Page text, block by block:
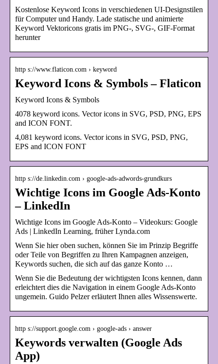
Kostenlose Keyword Icons in verschiedenen UI-Designstilen
für Computer und Handy. Lade statische und animierte
Keyword Vektoricons gratis im PNG-, SVG-, GIF-Format
herunter
http s://www.flaticon.com › keyword
Keyword Icons & Symbols – Flaticon
Keyword Icons & Symbols
4078 keyword icons. Vector icons in SVG, PSD, PNG, EPS
and ICON FONT.
4,081 keyword icons. Vector icons in SVG, PSD, PNG,
EPS and ICON FONT
http s://de.linkedin.com › google-ads-adwords-grundkurs
Wichtige Icons im Google Ads-Konto
– LinkedIn
Wichtige Icons im Google Ads-Konto – Videokurs: Google
Ads | LinkedIn Learning, früher Lynda.com
Wenn Sie hier oben suchen, können Sie im Prinzip Begriffe
oder Teile von Begriffen zu Ihren Kampagnen anzeigen,
Keywords suchen, die sich auf das ganze Konto …
Wenn Sie die Bedeutung der wichtigsten Icons kennen, dann
erleichtert dies die Navigation in einem Google Ads-Konto
ungemein. Guido Pelzer erläutert Ihnen alles Wissenswerte.
http s://support.google.com › google-ads › answer
Keywords verwalten (Google Ads
App)